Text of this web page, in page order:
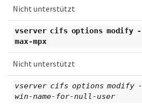
Nicht unterstützt
vserver cifs options modify -
max-mpx
Nicht unterstützt
vserver cifs options modify -
win-name-for-null-user